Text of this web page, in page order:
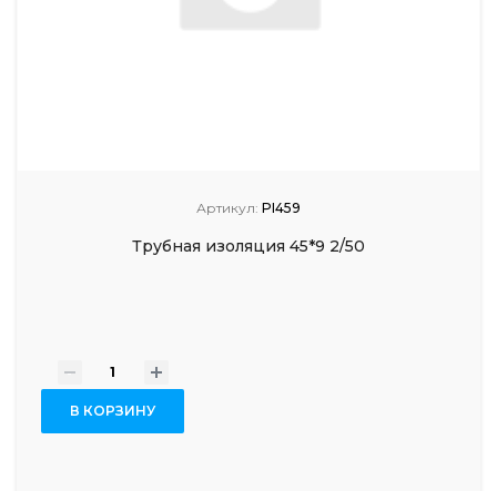
Артикул: PI459
Трубная изоляция 45*9 2/50
- +
В КОРЗИНУ